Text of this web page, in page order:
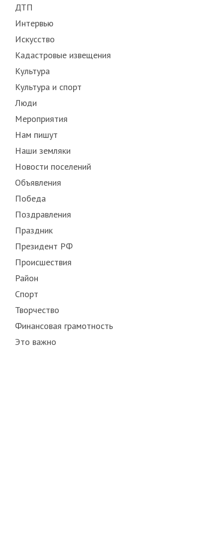
ДТП
Интервью
Искусство
Кадастровые извещения
Культура
Культура и спорт
Люди
Мероприятия
Нам пишут
Наши земляки
Новости поселений
Объявления
Победа
Поздравления
Праздник
Президент РФ
Происшествия
Район
Спорт
Творчество
Финансовая грамотность
Это важно